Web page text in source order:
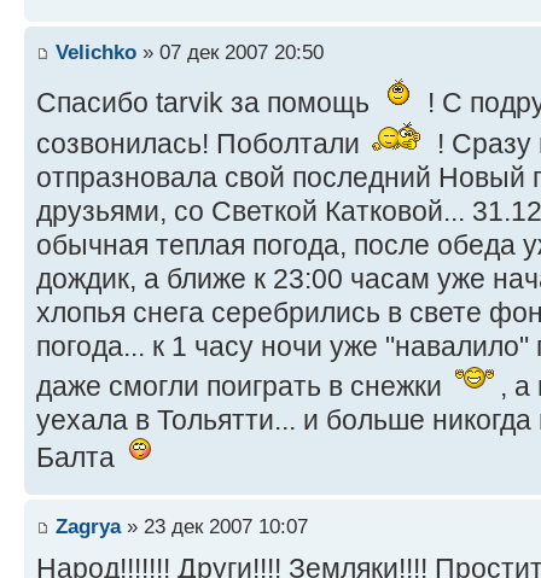
Velichko » 07 дек 2007 20:50
Спасибо tarvik за помощь
! С
созвонилась! Поболтали
! Сразу
отпразновала свой последний Новый
друзьями, со Светкой Катковой...
обычная теплая погода, после обеда
дождик, а ближе к 23:00 часам уже
хлопья снега серебрились в свете
погода... к 1 часу ночи уже
даже смогли поиграть в снежки
, а
уехала в Тольятти... и больше
Балта
Zagrya» 23 дек 2007 10:07
Народ!!!!!!! Други!!!! Земляки!!!!